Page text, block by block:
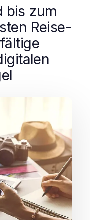
bis zum
Reise-